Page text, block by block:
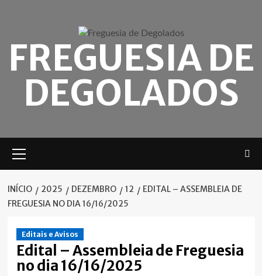
FREGUESIA DE
DEGOLADOS
principal
INÍCIO 2025 DEZEMBRO 12
EDITAL – ASSEMBLEIA DE
FREGUESIA NO DIA 16/16/2025
Editais e Avisos
Edital – Assembleia de Freguesia
no dia 16/16/2025